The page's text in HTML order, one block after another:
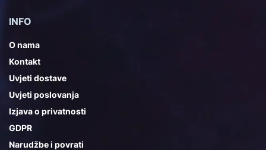
INFO
O nama
Kontakt
Uvjeti dostave
Uvjeti poslovanja
Izjava o privatnosti
GDPR
Narudžbe i povrati